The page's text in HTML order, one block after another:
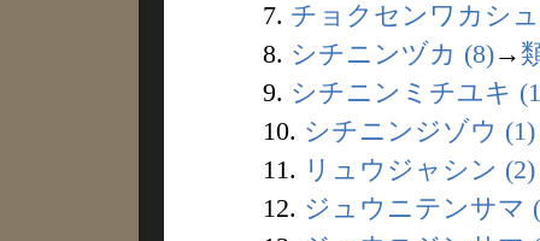
7. チョクセンワカシ
8. シチニンヅカ (8)→
9. シチニンミチユキ
10. シチニンジゾウ (1)
11. リュウジャシン (2)
12. ジュウニテンサマ